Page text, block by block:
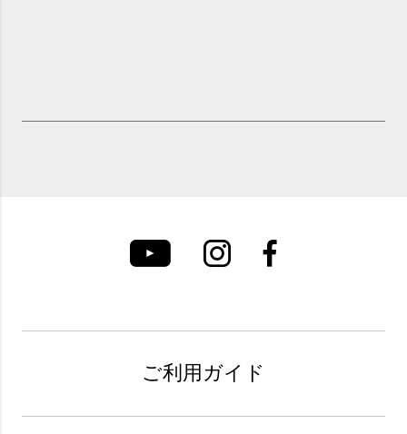
ご利用ガイド